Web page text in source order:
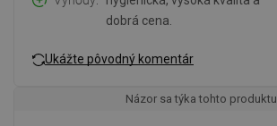
dobrá cena.
Ukážte pôvodný komentár
Názor sa týka tohto produktu